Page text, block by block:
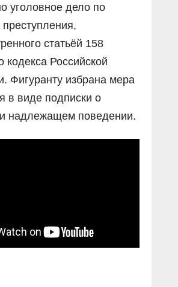
уголовное дело по
статьёй 158
кодекса Российской
Фигуранту избрана мера
в виде подписки о
надлежащем поведении.